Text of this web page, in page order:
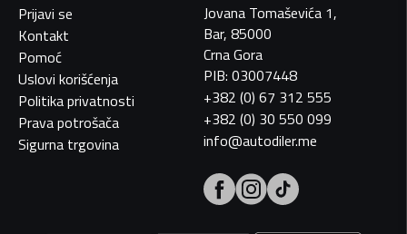
Prijavi se
Kontakt
Pomoć
Uslovi korišćenja
Politika privatnosti
Prava potrošača
Sigurna trgovina
Jovana Tomaševića 1,
Bar, 85000
Crna Gora
PIB: 03007448
+382 (0) 67 312 555
+382 (0) 30 550 099
info@autodiler.me